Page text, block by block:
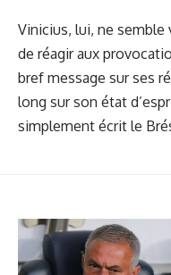
Vinicius, lui, ne semble
de réagir aux
bref message sur ses
long sur son état
simplement écrit le